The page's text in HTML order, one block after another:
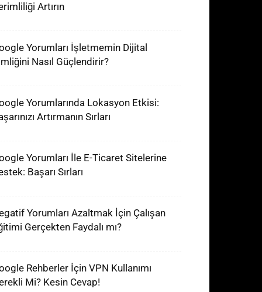
Artırın
Yorumları İşletmemin Dijital
Nasıl Güçlendirir?
Yorumlarında Lokasyon Etkisi:
Artırmanın Sırları
Yorumları İle E-Ticaret Sitelerine
Başarı Sırları
Yorumları Azaltmak İçin Çalışan
Gerçekten Faydalı mı?
Rehberler İçin VPN Kullanımı
Mi? Kesin Cevap!